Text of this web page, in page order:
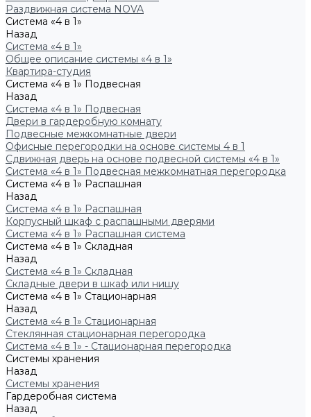
Раздвижная система NOVA
Система «4 в 1»
Назад
Система «4 в 1»
Общее описание системы «4 в 1»
Квартира-студия
Система «4 в 1» Подвесная
Назад
Система «4 в 1» Подвесная
Двери в гардеробную комнату
Подвесные межкомнатные двери
Офисные перегородки на основе системы 4 в 1
Сдвижная дверь на основе подвесной системы «4 в 1»
Система «4 в 1» Подвесная межкомнатная перегородка
Система «4 в 1» Распашная
Назад
Система «4 в 1» Распашная
Корпусный шкаф с распашными дверями
Система «4 в 1» Распашная система
Система «4 в 1» Складная
Назад
Система «4 в 1» Складная
Складные двери в шкаф или нишу
Система «4 в 1» Стационарная
Назад
Система «4 в 1» Стационарная
Стеклянная стационарная перегородка
Система «4 в 1» - Стационарная перегородка
Системы хранения
Назад
Системы хранения
Гардеробная система
Назад